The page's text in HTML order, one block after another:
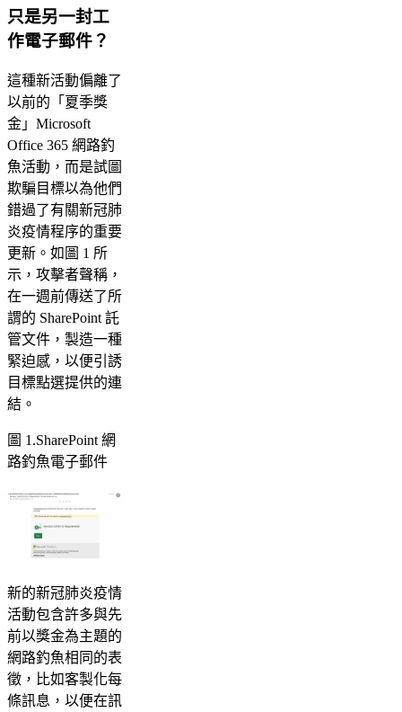
只是另一封工
作電子郵件？
這種新活動偏離了
以前的「夏季獎
金」Microsoft
Office 365 網路釣
魚活動，而是試圖
欺騙目標以為他們
錯過了有關新冠肺
炎疫情程序的重要
更新。如圖 1 所
示，攻擊者聲稱，
在一週前傳送了所
謂的 SharePoint 託
管文件，製造一種
緊迫感，以便引誘
目標點選提供的連
結。
圖 1.SharePoint 網
路釣魚電子郵件
新的新冠肺炎疫情
活動包含許多與先
前以獎金為主題的
網路釣魚相同的表
徵，比如客製化每
條訊息，以便在訊